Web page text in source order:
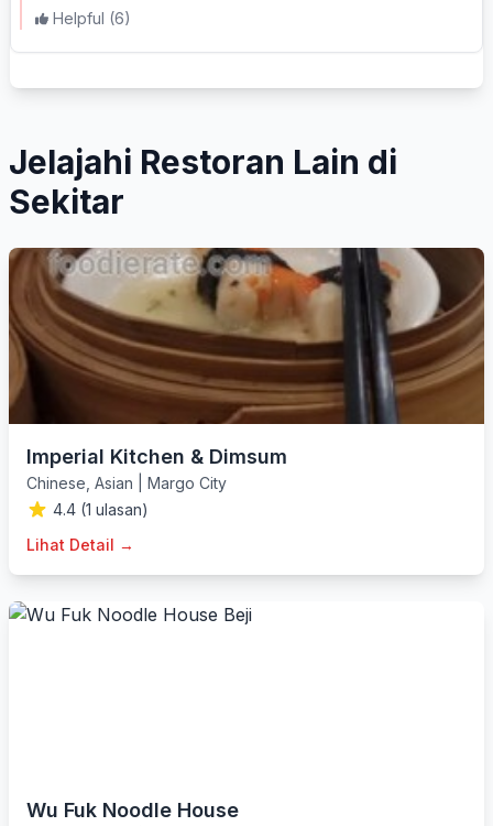
Helpful (6)
Jelajahi Restoran Lain di
Sekitar
Imperial Kitchen & Dimsum
Chinese Asian
Margo City
4.4 (1 ulasan)
Lihat Detail →
Wu Fuk Noodle House